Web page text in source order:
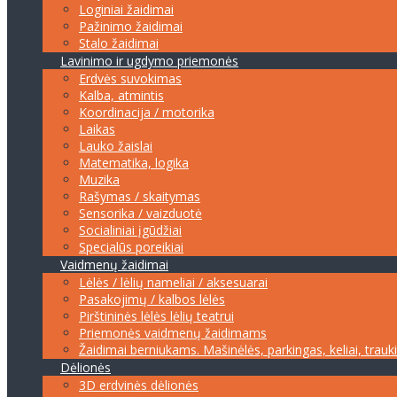
Loginiai žaidimai
Pažinimo žaidimai
Stalo žaidimai
Lavinimo ir ugdymo priemonės
Erdvės suvokimas
Kalba, atmintis
Koordinacija / motorika
Laikas
Lauko žaislai
Matematika, logika
Muzika
Rašymas / skaitymas
Sensorika / vaizduotė
Socialiniai įgūdžiai
Specialūs poreikiai
Vaidmenų žaidimai
Lėlės / lėlių nameliai / aksesuarai
Pasakojimų / kalbos lėlės
Pirštininės lėlės lėlių teatrui
Priemonės vaidmenų žaidimams
Žaidimai berniukams. Mašinėlės, parkingas, keliai,
Dėlionės
3D erdvinės dėlionės